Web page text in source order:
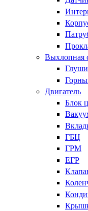
Выхлопная
Двигатель
Блок
ГБЦ
ГРМ
ЕГР